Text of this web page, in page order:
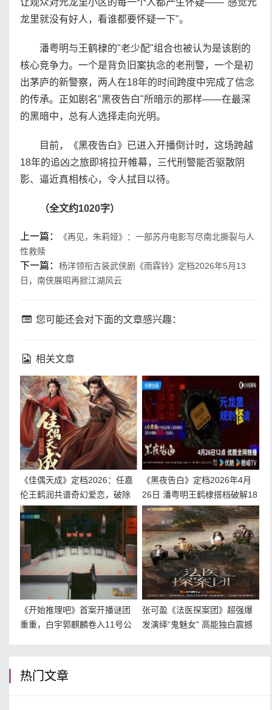
让观众对元龙里小区的每一个人都产生怀疑——"感觉元
龙里就没有好人，看谁都要怀疑一下"。
潘粤明与王鹤棣的"老少配"组合也被认为是该剧的
核心竞争力。一个是背负旧案执念的老刑警，一个是初
出茅庐的新警察，两人在18年的时间跨度中完成了信念
的传承。正如剧名"黑夜告白"所暗示的那样——在最深
的黑暗中，总有人选择走向光明。
目前，《黑夜告白》已进入开播倒计时，这场跨越
18年的追凶之旅即将拉开帷幕，三代刑警能否驱散阴
影、逼近真相核心，令人拭目以待。
（全文约1020字）
上一篇：
《再见，朱莉娅》：一部苏丹电影写尽南北撕裂与人
性救赎
下一篇： 杨洋领衔古装武侠剧《雨霖铃》定档2026年5月13
日，南侠展昭再掀江湖风云
您可能还会对下面的文章感兴趣：
相关文章
《佳偶天成》定档2026：任嘉
伦王鹤润共谱奇幻爱恋，破除
千年诅咒守护人间
《黑夜告白》定档2026年4月
26日 潘粤明王鹤棣搭档破解18
年电梯悬案
《开始推理吧》首案开播谜团
重重，白宇郭麒麟卷入11号公
张可盈《法医探案团》超强爆
发演绎“鬼魅女” 高能独白震撼
热门文章